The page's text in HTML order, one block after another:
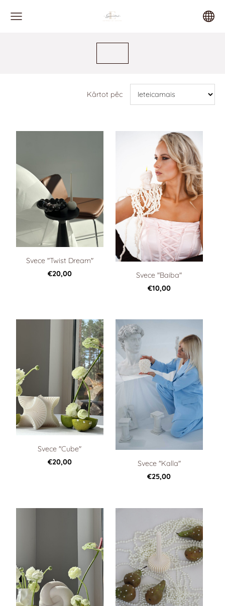
Kārtot pēc
Svece "Twist Dream"
€20,00
Svece "Baiba"
€10,00
Svece "Cube"
€20,00
Svece "Kalla"
€25,00